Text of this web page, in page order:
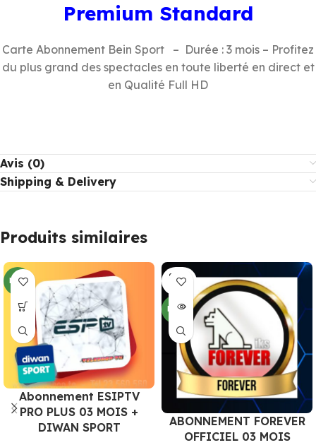
Premium Standard
Carte Abonnement Bein Sport – Durée : 3 mois – Profitez
du plus grand des spectacles en toute liberté en direct et
en Qualité Full HD
Avis (0)
Shipping & Delivery
Produits similaires
NEW
Abonnement ESIPTV
PRO PLUS 03 MOIS +
DIWAN SPORT
SOLD
OUT
NEW
ABONNEMENT FOREVER
OFFICIEL 03 MOIS